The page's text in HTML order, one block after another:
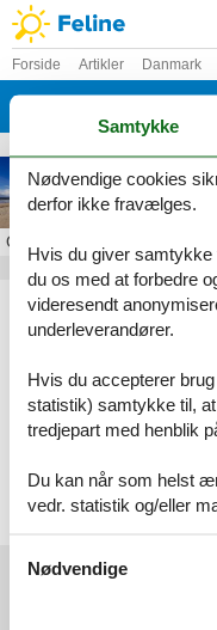
Forside Artikler Danmark
Hvidbjerg
Sommerhus
Om
Artikeltyper
Alle
Geografier
Alle
Vesterhavet
Blåvand
Hvidbjerg Strand Blåvand
Samtykke
Nødvendige cookies
derfor ikke fravælges.
Hvis du giver
du os med at forbedre
videresendt
underleverandører.
Hvis du accepterer
statistik) samtykke til,
tredjepart med henblik
Du kan når som helst
vedr. statistik og/eller
Nødvendige